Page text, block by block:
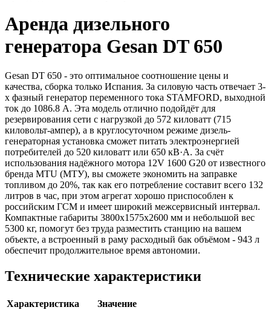
Аренда дизельного
генератора Gesan DT 650
Gesan DT 650 - это оптимальное соотношение цены и
качества, сборка только Испания. За силовую часть отвечает 3-
х фазный генератор переменного тока STAMFORD, выходной
ток до 1086.8 А. Эта модель отлично подойдёт для
резервирования сети с нагрузкой до 572 киловатт (715
киловольт-ампер), а в круглосуточном режиме дизель-
генераторная установка сможет питать электроэнергией
потребителей до 520 киловатт или 650 кВ·А. За счёт
использования надёжного мотора 12V 1600 G20 от известного
бренда MTU (МТУ), вы сможете экономить на заправке
топливом до 20%, так как его потребление составит всего 132
литров в час, при этом агрегат хорошо приспособлен к
российским ГСМ и имеет широкий межсервисный интервал.
Компактные габариты 3800х1575х2600 мм и небольшой вес
5300 кг, помогут без труда разместить станцию на вашем
объекте, а встроенный в раму расходный бак объёмом - 943 л
обеспечит продолжительное время автономии.
Технические характеристики
Характеристика
Значение